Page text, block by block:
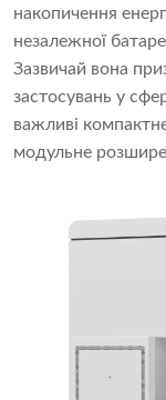
накопичення
незалежної
Зазвичай вона
застосувань у
важливі
модульне